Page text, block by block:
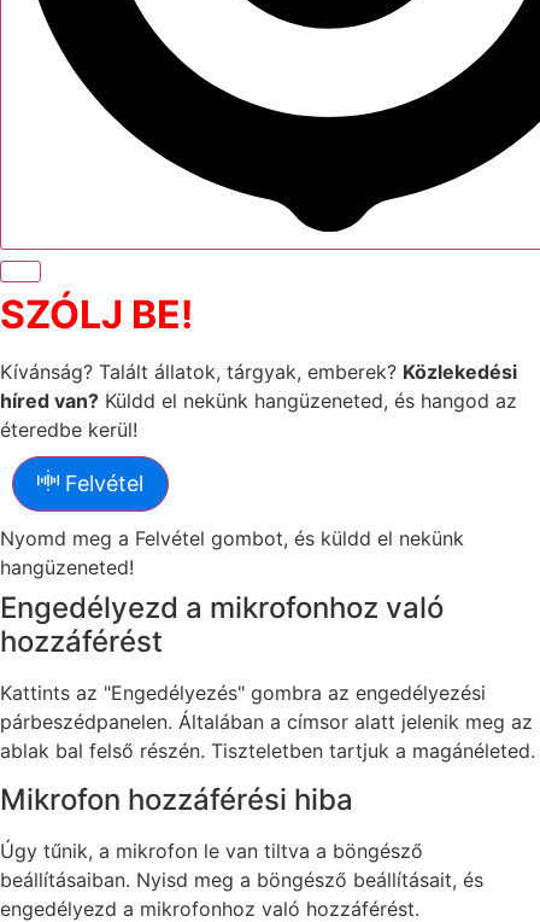
SZÓLJ BE!
Kívánság? Talált állatok, tárgyak, emberek? Közlekedési
híred van? Küldd el nekünk hangüzeneted, és hangod az
éteredbe kerül!
Felvétel
Nyomd meg a Felvétel gombot, és küldd el nekünk
hangüzeneted!
Engedélyezd a mikrofonhoz való
hozzáférést
Kattints az "Engedélyezés" gombra az engedélyezési
párbeszédpanelen. Általában a címsor alatt jelenik meg az
ablak bal felső részén. Tiszteletben tartjuk a magánéleted.
Mikrofon hozzáférési hiba
Úgy tűnik, a mikrofon le van tiltva a böngésző
beállításaiban. Nyisd meg a böngésző beállításait, és
engedélyezd a mikrofonhoz való hozzáférést.